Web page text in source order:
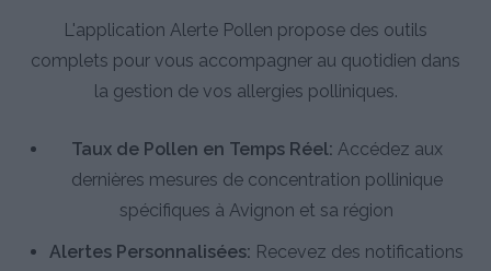
L'application Alerte Pollen propose des outils
complets pour vous accompagner au quotidien dans
la gestion de vos allergies polliniques.
Taux de Pollen en Temps Réel: Accédez aux
dernières mesures de concentration pollinique
spécifiques à Avignon et sa région
Alertes Personnalisées: Recevez des notifications